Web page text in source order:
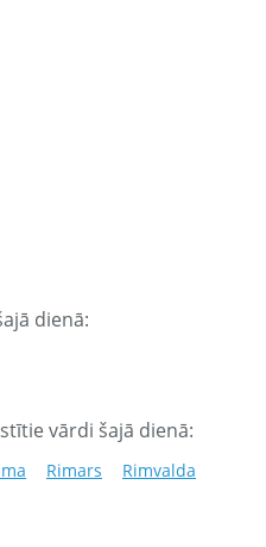
dienā:
vārdi šajā dienā:
Rimars
Rimvalda